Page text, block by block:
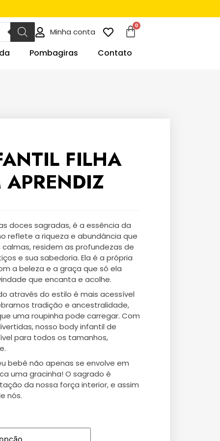
Minha conta
Pombagiras Contato
FILHA
APRENDIZ
doces sagradas, é a essência da
reflete a riqueza e abundância que
residem as profundezas de
e sua sabedoria. Ela é a própria
a beleza e a graça que só ela
que encanta e acolhe.
através do estilo é mais acessível
tradição e ancestralidade,
uma roupinha pode carregar. Com
nosso body infantil de
para todos os tamanhos,
bebê não apenas se envolve em
uma gracinha! O sagrado é
da nossa força interior, e assim
nós.